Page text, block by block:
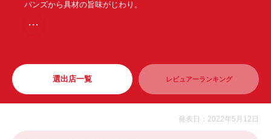
バンズから具材の旨味がじわり。
・・・
選出店一覧 レビュアーランキング
発表日：2022年5月12日